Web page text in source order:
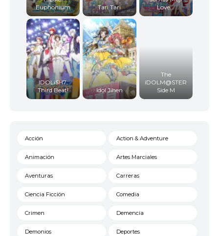
Euphonium
Tari Tari
Love...
IDOLiSH7:
Third Beat!
Idol Jihen
The
iDOLM@STER
Side M
Acción Action & Adventure
Animación Artes Marciales
Aventuras Carreras
Ciencia Ficción Comedia
Crimen Demencia
Demonios Deportes